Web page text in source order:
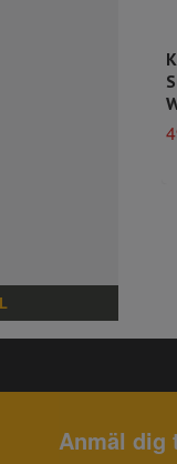
Anmäl dig